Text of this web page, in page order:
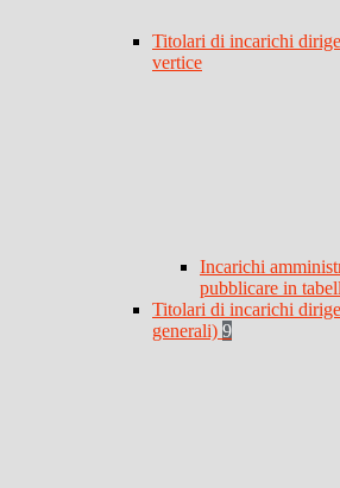
Titolari di incarichi
vertice
Incarichi
pubblicare in
Titolari di incarichi
generali) 9